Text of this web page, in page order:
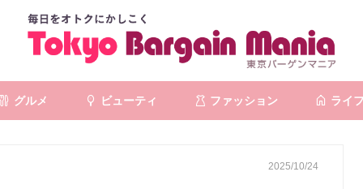
グルメ ビューティ ファッション ライフ
2025/10/24